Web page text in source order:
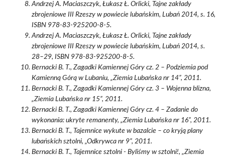
Andrzej A. Maciaszczyk, Łukasz Ł. Orlicki, Tajne zakłady
zbrojeniowe III Rzeszy w powiecie lubańskim, Lubań 2014, s. 16,
ISBN 978-83-925200-8-5.
Andrzej A. Maciaszczyk, Łukasz Ł. Orlicki, Tajne zakłady
zbrojeniowe III Rzeszy w powiecie lubańskim, Lubań 2014, s.
28–29, ISBN 978-83-925200-8-5.
Bernacki B. T., Zagadki Kamiennej Góry cz. 2 – Podziemia pod
Kamienną Górą w Lubaniu, „Ziemia Lubańska nr 14”, 2011.
Bernacki B. T., Zagadki Kamiennej Góry cz. 3 – Wojenna blizna,
„Ziemia Lubańska nr 15”, 2011.
Bernacki B. T., Zagadki Kamiennej Góry cz. 4 – Zadanie do
wykonania: ukryte remanenty, „Ziemia Lubańska nr 16”, 2011.
Bernacki B. T., Tajemnice wykute w bazalcie – co kryją plany
lubańskich sztolni, „Odkrywca nr 9”, 2011.
Bernacki B. T., Tajemnice sztolni - Byliśmy w sztolni!, „Ziemia